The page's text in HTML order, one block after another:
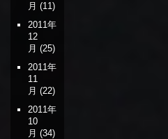
月 (11)
2011年
12
月 (25)
2011年
11
月 (22)
2011年
10
月 (34)